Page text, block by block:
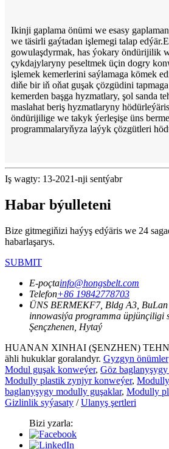
Ikinji gaplama önümi we esasy
we täsirli gaýtadan işlemegi talap
gowulaşdyrmak, has ýokary öndürijilik
çykdajylaryny peseltmek üçin dogry
işlemek kemerlerini saýlamaga kömek
diňe bir iň oňat guşak çözgüdini
kemerden başga hyzmatlary, şol sanda
maslahat beriş hyzmatlaryny
öndürijilige we takyk ýerleşişe üns
programmalaryňyza laýyk çözgütleri
Iş wagty: 13-2021-nji sentýabr
Habar býulleteni
Bize gitmegiňizi haýyş edýäris we 24
habarlaşarys.
SUBMIT
E-poçtainfo@hongsbelt.com
Telefon+86 19842778703
ÜNS BERMEKF7, Bldg A3,
innowasiýa programma üpjünçiligi
Şençzhenen, Hytaý
HUANAN XINHAI (ŞENZHEN)
ähli hukuklar goralandyr. Gyzgyn önümler
Modul guşak konweýer, Göz
Modully plastik zynjyr konweýer,
baglanyşygy modully guşaklar, Modully
Gizlinlik syýasaty /Ulanyş şertleri
Bizi yzarla: